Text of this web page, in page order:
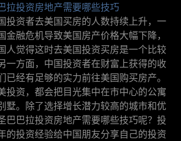
拉投资房地产需要哪些技巧
投资者去美国买房的人数持续上升，一
金融危机导致美国房产价格大幅下降，
人觉得这时去美国投资买房是一个比较
一方面，中国投资者在财富上获得的收
已经有足够的实力前往美国购买房产。
投资，都会把目光集中在市中心的公寓
墅。除了选择增长潜力较高的城市和优
巴巴拉投资房地产需要哪些技巧呢？投
的投资经验给中国朋友分享自己的投资